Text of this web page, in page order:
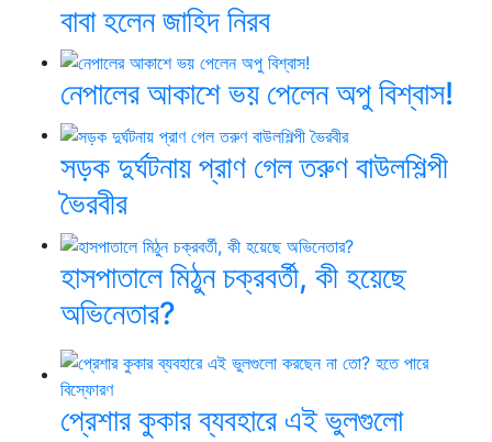
বাবা হলেন জাহিদ নিরব
নেপালের আকাশে ভয় পেলেন অপু বিশ্বাস!
সড়ক দুর্ঘটনায় প্রাণ গেল তরুণ বাউলশিল্পী
ভৈরবীর
হাসপাতালে মিঠুন চক্রবর্তী, কী হয়েছে
অভিনেতার?
প্রেশার কুকার ব্যবহারে এই ভুলগুলো